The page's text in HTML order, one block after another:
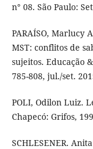
n° 08. São Paulo:
PARAÍSO, Marlucy
MST: conflitos de
sujeitos. Educação
785-808, jul./set.
POLI, Odilon Luiz.
Chapecó: Grifos,
SCHLESENER.